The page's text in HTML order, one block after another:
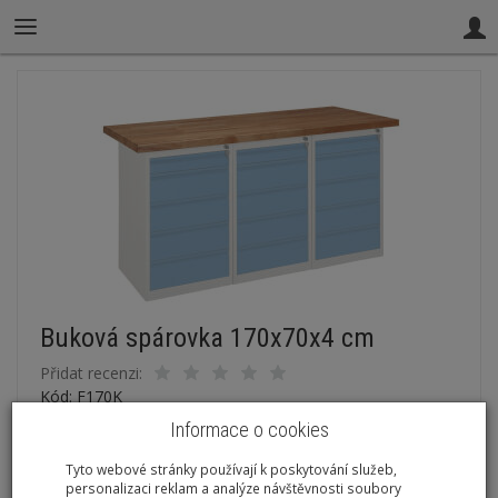
Buková spárovka 170x70x4 cm
Přidat recenzi:
Kód: F170K
Skladem
Informace o cookies
Tyto webové stránky používají k poskytování služeb,
personalizaci reklam a analýze návštěvnosti soubory